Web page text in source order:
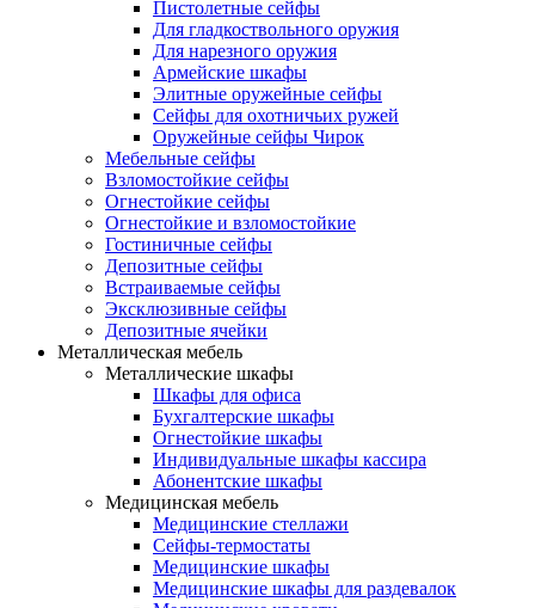
Пистолетные сейфы
Для гладкоствольного оружия
Для нарезного оружия
Армейские шкафы
Элитные оружейные сейфы
Сейфы для охотничьих ружей
Оружейные сейфы Чирок
Мебельные сейфы
Взломостойкие сейфы
Огнестойкие сейфы
Огнестойкие и взломостойкие
Гостиничные сейфы
Депозитные сейфы
Встраиваемые сейфы
Эксклюзивные сейфы
Депозитные ячейки
Металлическая мебель
Металлические шкафы
Шкафы для офиса
Бухгалтерские шкафы
Огнестойкие шкафы
Индивидуальные шкафы кассира
Абонентские шкафы
Медицинская мебель
Медицинские стеллажи
Сейфы-термостаты
Медицинские шкафы
Медицинские шкафы для раздевалок